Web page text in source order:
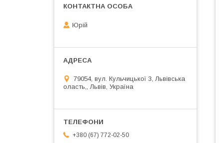
Юрій
79054, вул. Кульчицької 3, Львівська
оласть,, Львів, Україна
+380 (67) 772-02-50